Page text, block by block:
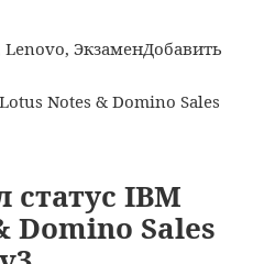
Lenovo, ЭкзаменДобавить
статус IBM
Domino Sales